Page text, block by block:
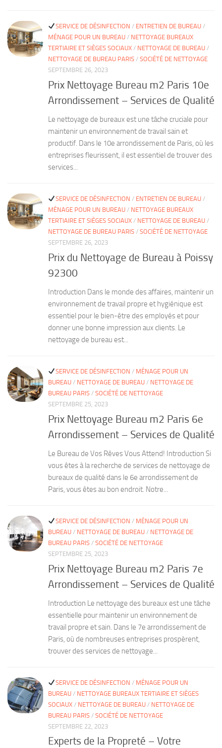
SERVICE DE DÉSINFECTION / ENTRETIEN DE BUREAU/
MÉNAGE POUR UN BUREAU / NETTOYAGE BUREAUX
TERTIAIRE ET SIÈGES SOCIAUX / NETTOYAGE DE BUREAU /
NETTOYAGE DE BUREAU PARIS / SOCIÉTÉ DE NETTOYAGE
SEPTEMBRE 26, 2023
Prix Nettoyage Bureau m2 Paris 10e
Arrondissement – Services de Qualité
Le nettoyage de bureaux est une tâche cruciale pour
maintenir un environnement de travail sain et
productif. Dans le 10e arrondissement de Paris, où les
entreprises fleurissent, il est essentiel de trouver des
services...
SERVICE DE DÉSINFECTION / ENTRETIEN DE BUREAU/
MÉNAGE POUR UN BUREAU / NETTOYAGE BUREAUX
TERTIAIRE ET SIÈGES SOCIAUX / NETTOYAGE DE BUREAU /
NETTOYAGE DE BUREAU PARIS / SOCIÉTÉ DE NETTOYAGE
SEPTEMBRE 26, 2023
Prix du Nettoyage de Bureau à Poissy
92300
Introduction Dans le monde des affaires, maintenir un
environnement de travail propre et hygiénique est
essentiel pour le bien-être des employés et pour
donner une bonne impression aux clients. Le
nettoyage de bureau est...
SERVICE DE DÉSINFECTION / MÉNAGE POUR UN
BUREAU / NETTOYAGE DE BUREAU / NETTOYAGE DE
BUREAU PARIS / SOCIÉTÉ DE NETTOYAGE
SEPTEMBRE 25, 2023
Prix Nettoyage Bureau m2 Paris 6e
Arrondissement – Services de Qualité
Le Bureau de Vos Rêves Vous Attend! Introduction Si
vous êtes à la recherche de services de nettoyage de
bureaux de qualité dans le 6e arrondissement de
Paris, vous êtes au bon endroit. Notre...
SERVICE DE DÉSINFECTION / MÉNAGE POUR UN
BUREAU / NETTOYAGE DE BUREAU / NETTOYAGE DE
BUREAU PARIS / SOCIÉTÉ DE NETTOYAGE
SEPTEMBRE 25, 2023
Prix Nettoyage Bureau m2 Paris 7e
Arrondissement – Services de Qualité
Introduction Le nettoyage des bureaux est une tâche
essentielle pour maintenir un environnement de
travail propre et sain. Dans le 7e arrondissement de
Paris, où de nombreuses entreprises prospèrent,
trouver des services de nettoyage...
SERVICE DE DÉSINFECTION / MÉNAGE POUR UN
BUREAU / NETTOYAGE BUREAUX TERTIAIRE ET SIÈGES
SOCIAUX / NETTOYAGE DE BUREAU / NETTOYAGE DE
BUREAU PARIS / SOCIÉTÉ DE NETTOYAGE
SEPTEMBRE 22, 2023
Experts de la Propreté – Votre